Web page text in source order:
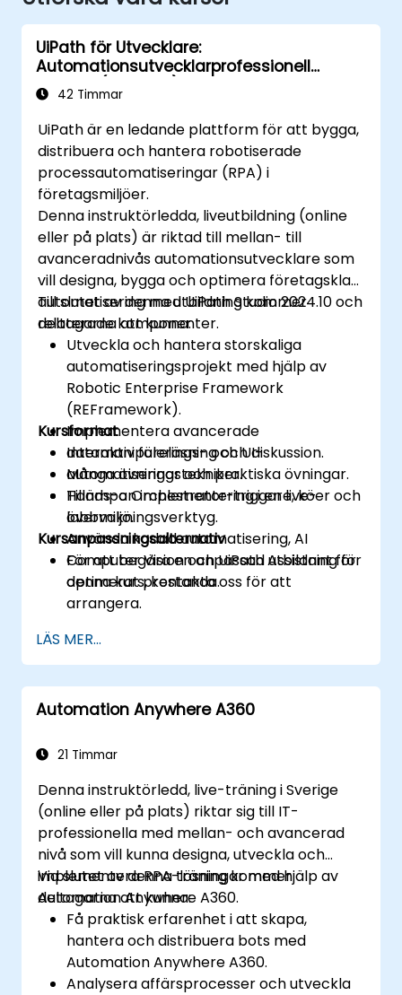
UiPath för Utvecklare:
Automationsutvecklarprofessionell
Träning (v2024.10)
42 Timmar
UiPath är en ledande plattform för att bygga,
distribuera och hantera robotiserade
processautomatiseringar (RPA) i
företagsmiljöer.
Denna instruktörledda, liveutbildning (online
eller på plats) är riktad till mellan- till
avanceradnivås automationsutvecklare som
vill designa, bygga och optimera företagsklar
automatisering med UiPath Studio 2024.10 och
relaterade komponenter.
Till slutet av denna utbildning kommer
deltagarna att kunna:
Utveckla och hantera storskaliga
automatiseringsprojekt med hjälp av
Robotic Enterprise Framework
(REFramework).
Implementera avancerade
datamanipulerings- och UI-
automatiseringstekniker.
Tillämpa Orchestrator-triggare, köer och
övervakningsverktyg.
Använda kodad automatisering, AI
Computer Vision och UiPath Assistant för
optimerat prestanda.
Kursformat
Interaktiv föreläsning och diskussion.
Många övningar och praktiska övningar.
Hands-on implementering i en live-
labbmiljö.
Kursanpassningsalternativ
För att begära en anpassad utbildning för
denna kurs, kontakta oss för att
arrangera.
LÄS MER...
Automation Anywhere A360
21 Timmar
Denna instruktörledd, live-träning i Sverige
(online eller på plats) riktar sig till IT-
professionella med mellan- och avancerad
nivå som vill kunna designa, utveckla och
implementera RPA-lösningar med hjälp av
Automation Anywhere A360.
Vid slutet av denna träning kommer
deltagarna att kunna:
Få praktisk erfarenhet i att skapa,
hantera och distribuera bots med
Automation Anywhere A360.
Analysera affärsprocesser och utveckla